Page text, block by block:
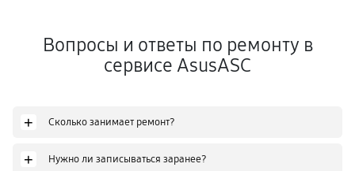
Вопросы и ответы по ремонту в
сервисе AsusASC
+ Сколько занимает ремонт?
+ Нужно ли записываться заранее?